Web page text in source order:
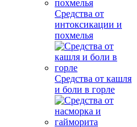
Средства от
интоксикации и
похмелья
Средства от кашля
и боли в горле